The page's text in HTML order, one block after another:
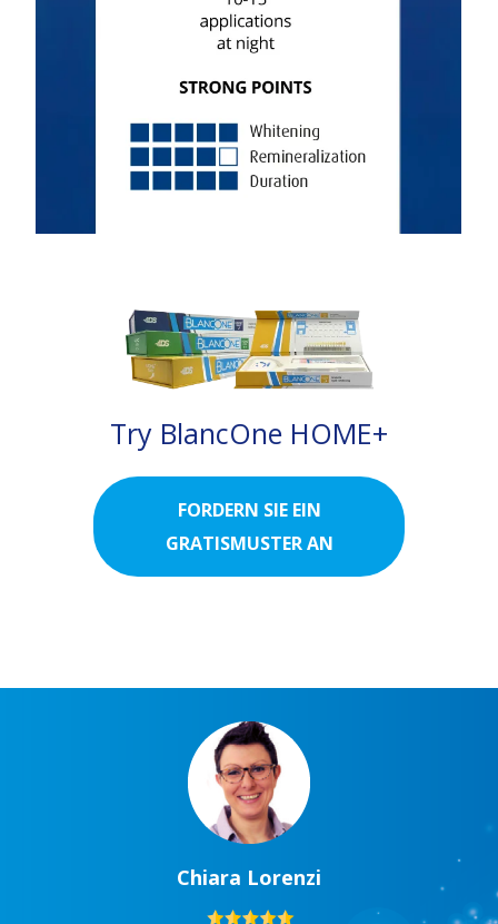
Try BlancOne HOME+
FORDERN SIE EIN
GRATISMUSTER AN
Chiara Lorenzi